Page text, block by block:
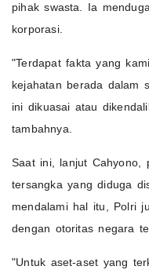
pihak swasta. Ia
korporasi.
"Terdapat fakta yang
kejahatan berada dalam
ini dikuasai atau
tambahnya.
Saat ini, lanjut Cahyono,
tersangka yang diduga
mendalami hal itu, Polri
dengan otoritas negara
"Untuk aset-aset yang